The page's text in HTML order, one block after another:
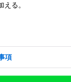
る。
項